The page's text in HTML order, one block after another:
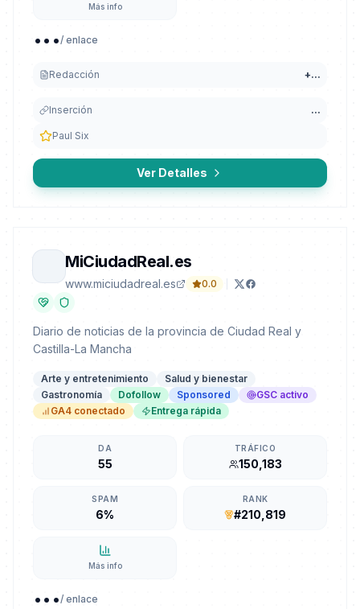
Más info
.../ enlace
Redacción +...
Inserción ...
Paul Six
Ver Detalles
MiCiudadReal.es
www.miciudadreal.es 0.0
Diario de noticias de la provincia de Ciudad Real y
Castilla-La Mancha
Arte y entretenimiento
Salud y bienestar
Gastronomía
Dofollow Sponsored
GSC activo
GA4 conectado
Entrega rápida
DA
55
TRÁFICO
150,183
SPAM
6%
RANK
#210,819
Más info
.../ enlace